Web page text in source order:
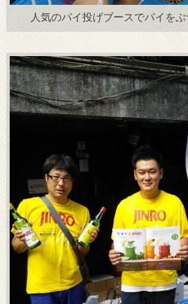
人気のパイ投げブースでパイを